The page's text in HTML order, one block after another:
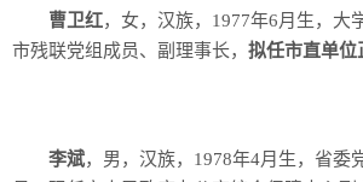
曹卫红，女，汉族，1977年6月生，大
市残联党组成员、副理事长， 拟任市直单位
李斌，男，汉族，1978年4月生，省委